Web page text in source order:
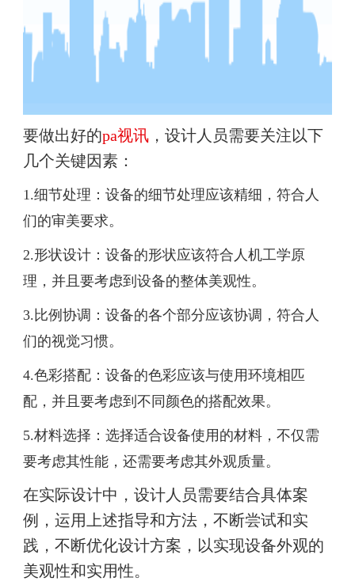
要做出好的pa视讯，设计人员需要关注以下
几个关键因素：
1.细节处理：设备的细节处理应该精细，符合人
们的审美要求。
2.形状设计：设备的形状应该符合人机工学原
理，并且要考虑到设备的整体美观性。
3.比例协调：设备的各个部分应该协调，符合人
们的视觉习惯。
4.色彩搭配：设备的色彩应该与使用环境相匹
配，并且要考虑到不同颜色的搭配效果。
5.材料选择：选择适合设备使用的材料，不仅需
要考虑其性能，还需要考虑其外观质量。
在实际设计中，设计人员需要结合具体案
例，运用上述指导和方法，不断尝试和实
践，不断优化设计方案，以实现设备外观的
美观性和实用性。